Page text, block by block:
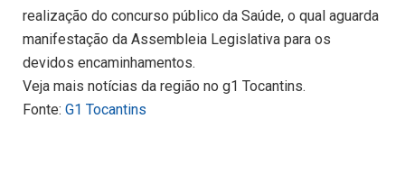
realização do concurso público da Saúde, o qual aguarda
manifestação da Assembleia Legislativa para os
devidos encaminhamentos.
Veja mais notícias da região no g1 Tocantins.
Fonte: G1 Tocantins